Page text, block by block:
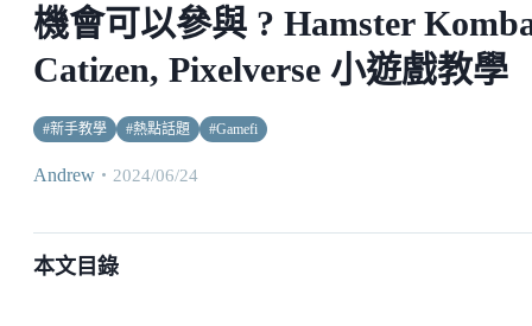
機會可以參與 ? Hamster
Catizen, Pixelverse 小遊戲教學
#新手教學 #熱點話題 #Gamefi
Andrew ・ 2024/06/24
本文目錄